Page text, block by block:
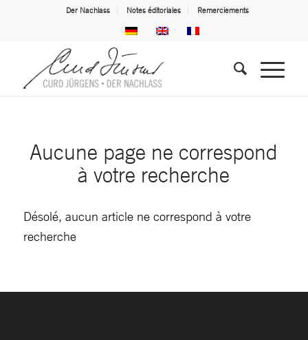
Der Nachlass Notes éditoriales Remerciements
Aucune page ne correspond
à votre recherche
Désolé, aucun article ne correspond à votre
recherche